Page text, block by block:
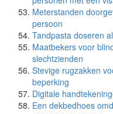
Meterstanden
persoon
Tandpasta doseren
Maatbekers voor
slechtzienden
Stevige rugzakken
beperking
Digitale
Een dekbedhoes